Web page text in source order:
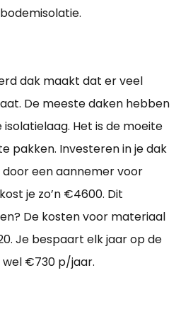
dak maakt dat er veel
De meeste daken hebben
Het is de moeite
pakken. Investeren in je dak
een aannemer voor
je zo’n €4600. Dit
De kosten voor materiaal
Je bespaart elk jaar op de
€730 p/jaar.